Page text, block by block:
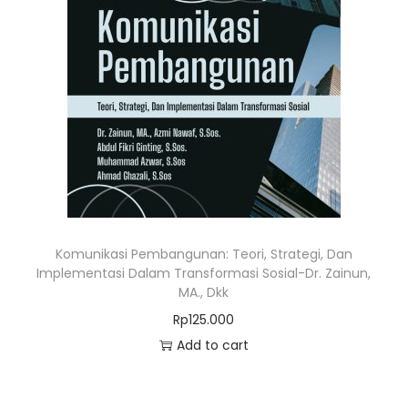
Komunikasi Pembangunan: Teori, Strategi, Dan
Implementasi Dalam Transformasi Sosial-Dr. Zainun,
MA., Dkk
Rp125.000
Add to cart